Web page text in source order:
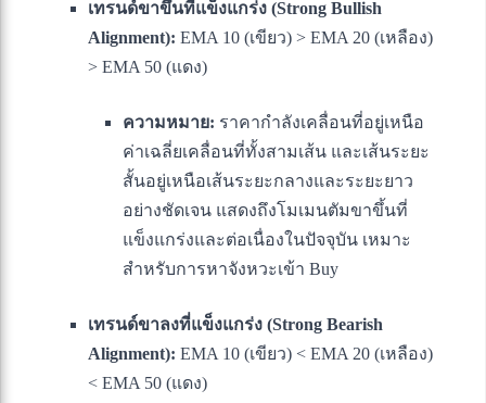
เทรนด์ขาขึ้นที่แข็งแกร่ง (Strong Bullish
Alignment): EMA 10 (เขียว) > EMA 20 (เหลือง)
> EMA 50 (แดง)
ความหมาย: ราคากำลังเคลื่อนที่อยู่เหนือ
ค่าเฉลี่ยเคลื่อนที่ทั้งสามเส้น และเส้นระยะ
สั้นอยู่เหนือเส้นระยะกลางและระยะยาว
อย่างชัดเจน แสดงถึงโมเมนตัมขาขึ้นที่
แข็งแกร่งและต่อเนื่องในปัจจุบัน เหมาะ
สำหรับการหาจังหวะเข้า Buy
เทรนด์ขาลงที่แข็งแกร่ง (Strong Bearish
Alignment): EMA 10 (เขียว) < EMA 20 (เหลือง)
< EMA 50 (แดง)